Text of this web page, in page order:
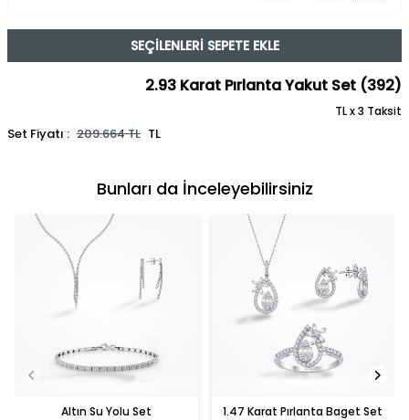
SEÇILENLERI SEPETE EKLE
2.93 Karat Pırlanta Yakut Set (392)
TL x 3 Taksit
Set Fiyatı : 209.664TL TL
Bunları da İnceleyebilirsiniz
Altın Su Yolu Set 1.47 Karat Pırlanta Baget Set